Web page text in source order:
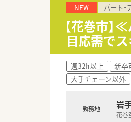
～ こ
社員
あり
も整
～ 企
患者
様の
いま
ます。
～ 長
NEW パート・
【花巻市
目応需で
週32h以上 新卒
大手チェーン以外
勤務地 岩
花巻